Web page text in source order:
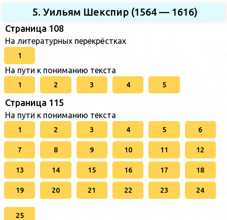
5. Уильям Шекспир (1564 — 1616)
Страница 108
На литературных перекрёстках
1
На пути к пониманию текста
1 2 3 4 5
Страница 115
На пути к пониманию текста
1 2 3 4 5 6
7 8 9 10 11 12
13 14 15 16 17 18
19 20 21 22 23 24
25